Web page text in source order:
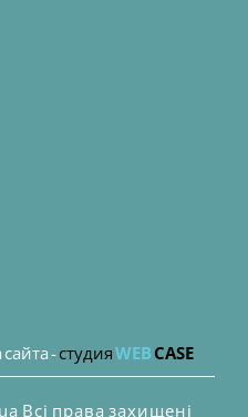
-студияWEB CASE
Всі права захищені